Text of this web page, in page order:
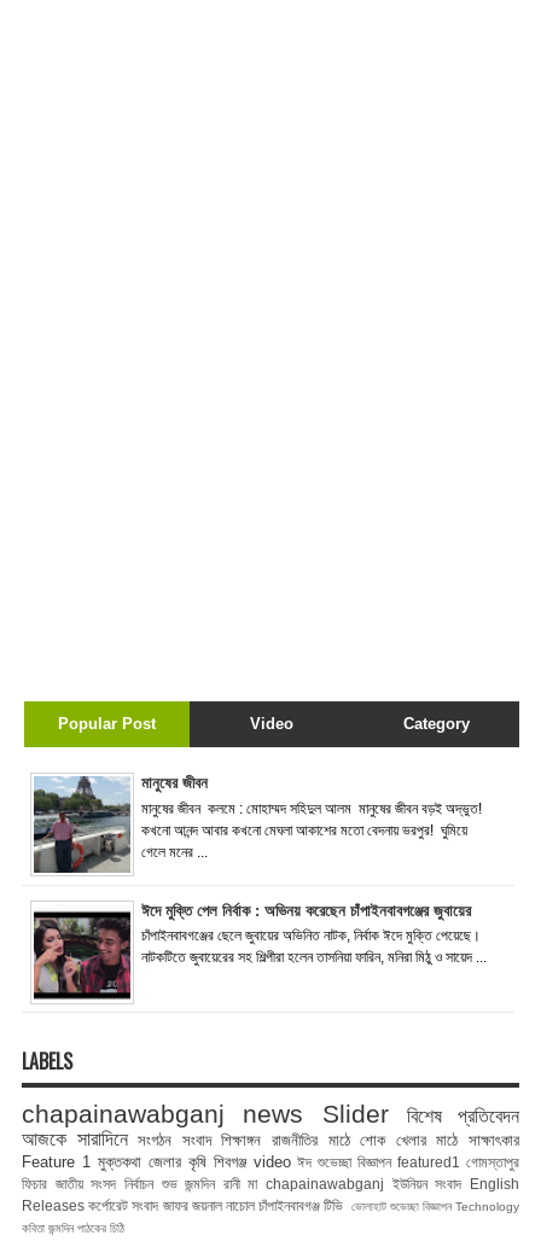
Popular Post Video Category
মানুষের জীবন
মানুষের জীবন কলমে : মোহাম্মদ সহিদুল আলম মানুষের জীবন বড়ই অদ্ভুত!
কখনো আনন্দ আবার কখনো মেঘলা আকাশের মতো বেদনায় ভরপুর! ঘুমিয়ে
গেলে মনের ...
ঈদে মুক্তি পেল নির্বাক : অভিনয় করেছেন চাঁপাইনবাবগঞ্জের জুবায়ের
চাঁপাইনবাবগঞ্জের ছেলে জুবায়ের অভিনিত নাটক, নির্বাক ঈদে মুক্তি পেয়েছে।
নাটকটিতে জুবায়েরের সহ শিল্পীরা হলেন তাসনিয়া ফারিন, মনিরা মিঠু ও সায়েদ ...
LABELS
chapainawabganj news Slider
বিশেষ প্রতিবেদন
আজকে সারাদিনে সংগঠন সংবাদ শিক্ষাঙ্গন রাজনীতির মাঠে শোক খেলার মাঠে
সাক্ষাৎকার
Feature 1 মুক্তকথা জেলার কৃষি শিবগঞ্জ video ঈদ শুভেচ্ছা বিজ্ঞাপন featured1
গোমস্তাপুর
ফিচার জাতীয় সংসদ নির্বাচন শুভ জন্মদিন রানী মা chapainawabganj ইউনিয়ন সংবাদ English
Releases কর্পোরেট সংবাদ জাফর জয়নাল নাচোল চাঁপাইনবাবগঞ্জ টিভি ভোলাহাট শুভেচ্ছা বিজ্ঞাপন Technology
কবিতা জন্মদিন পাঠকের চিঠি